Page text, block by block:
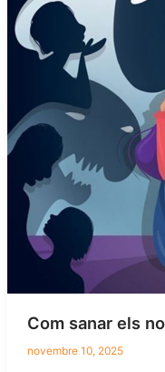
Com sanar els
novembre 10, 2025